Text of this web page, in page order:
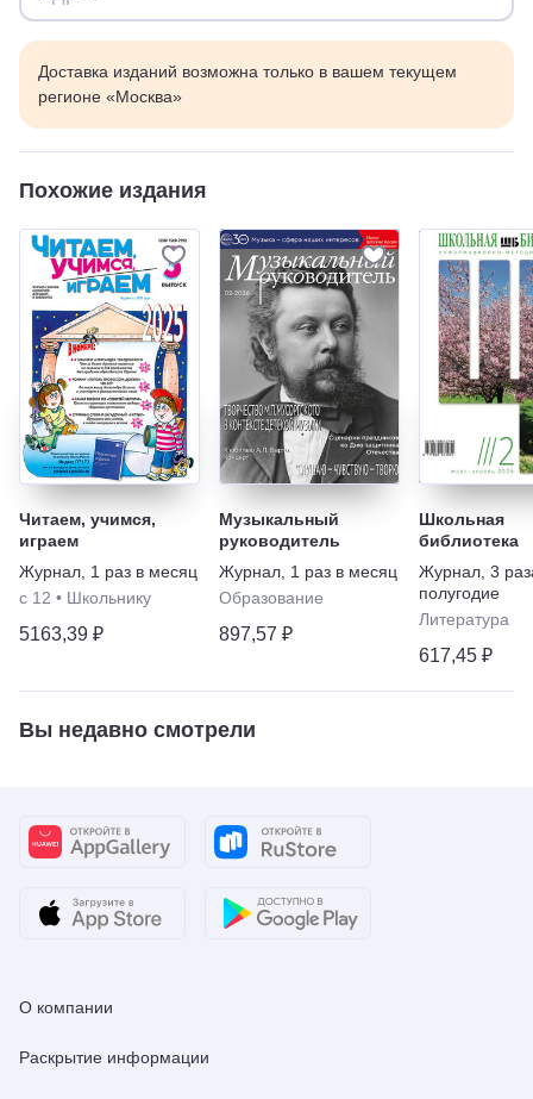
Доставка изданий возможна только в вашем текущем
регионе «Москва»
Похожие издания
Читаем, учимся,
играем
Журнал 1 раз в месяц
с 12 • Школьнику
5163,39 ₽
Музыкальный
руководитель
Журнал 1 раз в месяц
Образование
897,57 ₽
Школьная
библиотека
Журнал 3
полугодие
Литература
617,45 ₽
Вы недавно смотрели
О компании
Раскрытие информации